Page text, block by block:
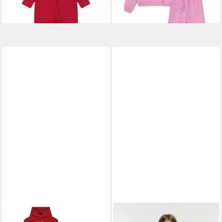
Stehkragen, unifarben
JORDANJogginganzug JDN NIKE SPORTSWEAR